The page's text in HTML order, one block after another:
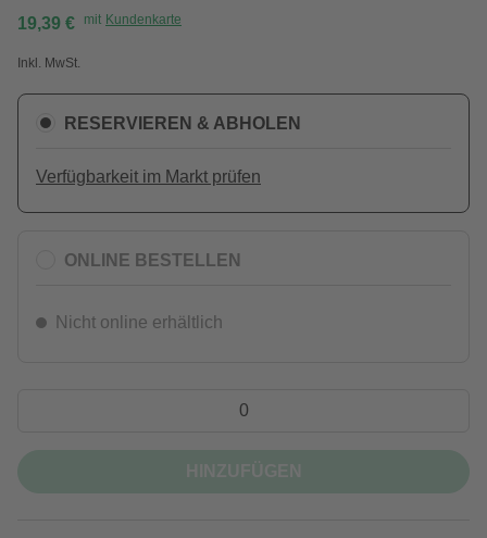
19,39 € mit Kundenkarte
Inkl. MwSt.
RESERVIEREN & ABHOLEN
Verfügbarkeit im Markt prüfen
ONLINE BESTELLEN
Nicht online erhältlich